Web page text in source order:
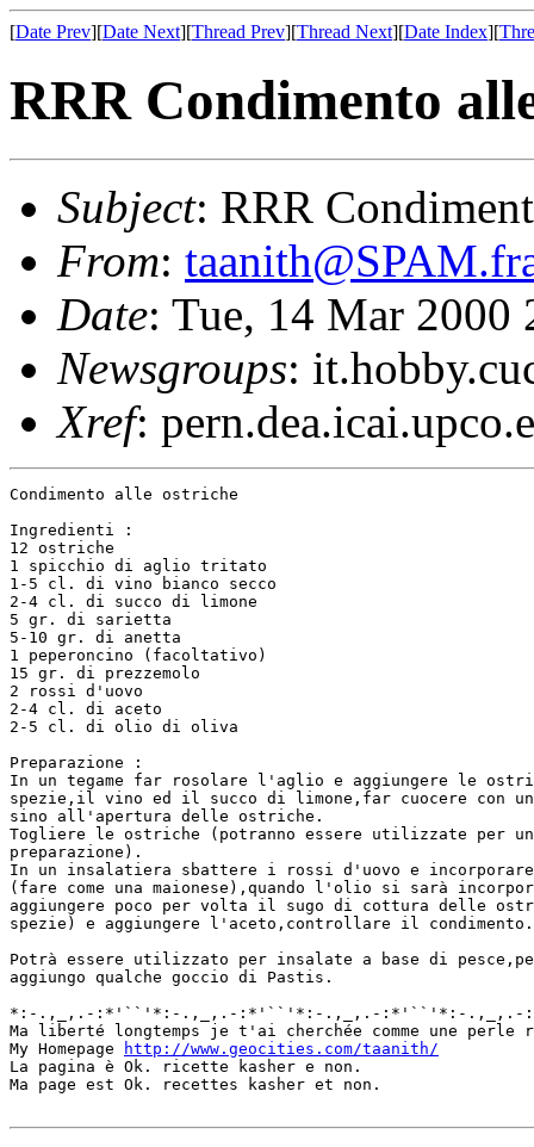
[Date Prev][Date Next][Thread Prev][Thread Next][Date Index][
RRR Condimento
Subject: RRR
From:
Date: Tue, 14 Mar
Newsgroups:
Xref:
Condimento alle ostriche
Ingredienti :
12 ostriche
1 spicchio di aglio tritato
1-5 cl. di vino bianco secco
2-4 cl. di succo di limone
5 gr. di sarietta
5-10 gr. di anetta
1 peperoncino (facoltativo)
15 gr. di prezzemolo
2 rossi d'uovo
2-4 cl. di aceto
2-5 cl. di olio di oliva
Preparazione :
In un tegame far rosolare l'aglio e aggiungere le
spezie,il vino ed il succo di limone,far cuocere con un
sino all'apertura delle ostriche.
Togliere le ostriche (potranno essere utilizzate per
preparazione).
In un insalatiera sbattere i rossi d'uovo e
(fare come una maionese),quando l'olio si sarà
aggiungere poco per volta il sugo di cottura delle
spezie) e aggiungere l'aceto,controllare il condimento.
Potrà essere utilizzato per insalate a base di
aggiungo qualche goccio di Pastis.
*:-.,_,.-:*'``'*:-.,_,.-:*'``'*:-.,_,.-:*'``'*:-.,_,.-
Ma liberté longtemps je t'ai cherchée comme une perle
My Homepage
http://www.geocities.com/taanith/
La pagina è Ok. ricette kasher e non.
Ma page est Ok. recettes kasher et non.